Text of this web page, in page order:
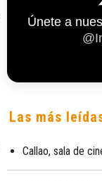
Únete a
Las más
Callao, sala de